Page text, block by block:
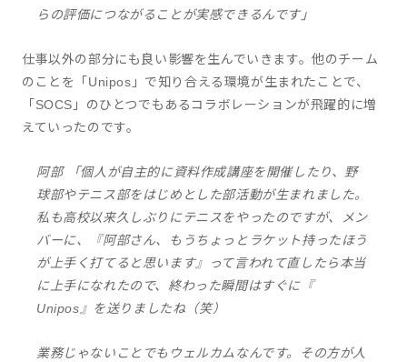
らの評価につながることが実感できるんです」
仕事以外の部分にも良い影響を生んでいきます。他のチーム
のことを「Unipos」で知り合える環境が生まれたことで、
「SOCS」のひとつでもあるコラボレーションが飛躍的に増
えていったのです。
阿部 「個人が自主的に資料作成講座を開催したり、野
球部やテニス部をはじめとした部活動が生まれました。
私も高校以来久しぶりにテニスをやったのですが、メン
バーに、『阿部さん、もうちょっとラケット持ったほう
が上手く打てると思います』って言われて直したら本当
に上手になれたので、終わった瞬間はすぐに『
Unipos』を送りましたね（笑）
業務じゃないことでもウェルカムなんです。その方が人